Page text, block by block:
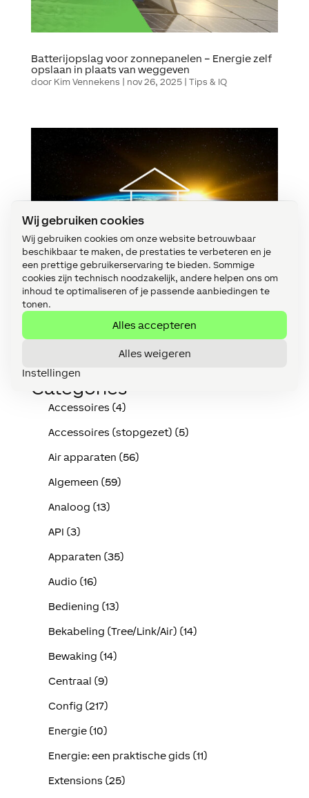
Wij gebruiken cookies
Wij gebruiken cookies om onze website betrouwbaar
beschikbaar te maken, de prestaties te verbeteren en je
een prettige gebruikerservaring te bieden. Sommige
cookies zijn technisch noodzakelijk, andere helpen ons om
inhoud te optimaliseren of je passende aanbiedingen te
tonen.
Alles accepteren
Alles weigeren
Instellingen
Batterijopslag voor zonnepanelen – Energie zelf
opslaan in plaats van weggeven
door Kim Vennekens | nov 26, 2025| Tips & IQ
Geothermie: slim verwarmen met aardwarmte
Kevin Vertommen nov 25, 2025
« Vorige Pagina
Categories
Accessoires (4)
Accessoires (stopgezet) (5)
Air apparaten (56)
Algemeen (59)
Analoog (13)
API (3)
Apparaten (35)
Audio (16)
Bediening (13)
Bekabeling (Tree/Link/Air) (14)
Bewaking (14)
Centraal (9)
Config (217)
Energie (10)
Energie: een praktische gids (11)
Extensions (25)